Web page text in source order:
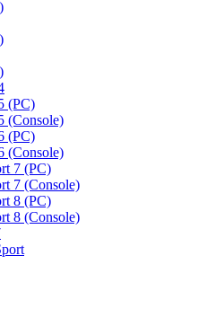
(PC)
(Console)
(PC)
(Console)
7 (PC)
7 (Console)
8 (PC)
8 (Console)